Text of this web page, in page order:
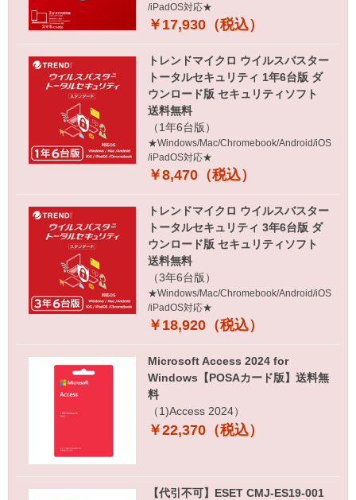
/iPadOS対応★
￥17,930（税込）
トレンドマイクロ ウイルスバスター
トータルセキュリティ 1年6台版 ダ
ウンロード版 セキュリティソフト
送料無料
（1年6台版）
★Windows/Mac/Chromebook/Android/iOS
/iPadOS対応★
￥8,470（税込）
トレンドマイクロ ウイルスバスター
トータルセキュリティ 3年6台版 ダ
ウンロード版 セキュリティソフト
送料無料
（3年6台版）
★Windows/Mac/Chromebook/Android/iOS
/iPadOS対応★
￥18,920（税込）
Microsoft Access 2024 for
Windows【POSAカード版】送料無
料
（1)Access 2024）
￥22,370（税込）
【代引不可】ESET CMJ-ES19-001